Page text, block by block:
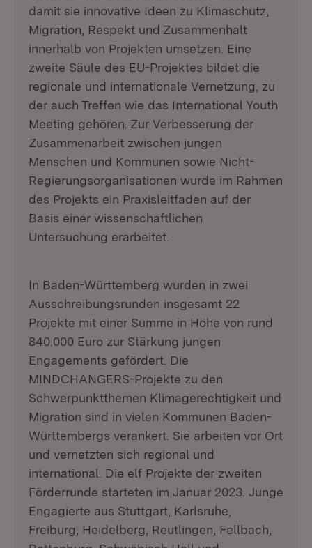
damit sie innovative Ideen zu Klimaschutz,
Migration, Respekt und Zusammenhalt
innerhalb von Projekten umsetzen. Eine
zweite Säule des EU-Projektes bildet die
regionale und internationale Vernetzung, zu
der auch Treffen wie das International Youth
Meeting gehören. Zur Verbesserung der
Zusammenarbeit zwischen jungen
Menschen und Kommunen sowie Nicht-
Regierungsorganisationen wurde im Rahmen
des Projekts ein Praxisleitfaden auf der
Basis einer wissenschaftlichen
Untersuchung erarbeitet.
In Baden-Württemberg wurden in zwei
Ausschreibungsrunden insgesamt 22
Projekte mit einer Summe in Höhe von rund
840.000 Euro zur Stärkung jungen
Engagements gefördert. Die
MINDCHANGERS-Projekte zu den
Schwerpunktthemen Klimagerechtigkeit und
Migration sind in vielen Kommunen Baden-
Württembergs verankert. Sie arbeiten vor Ort
und vernetzten sich regional und
international. Die elf Projekte der zweiten
Förderrunde starteten im Januar 2023. Junge
Engagierte aus Stuttgart, Karlsruhe,
Freiburg, Heidelberg, Reutlingen, Fellbach,